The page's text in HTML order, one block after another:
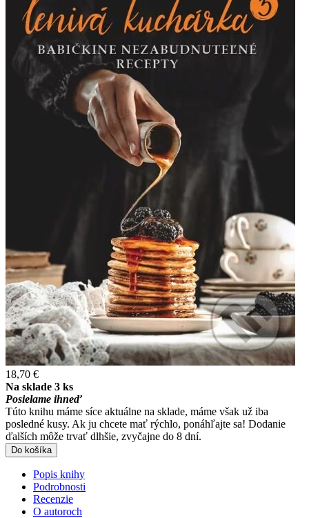
18,70 €
Na sklade 3 ks
Posielame ihneď
Túto knihu máme síce aktuálne na sklade, máme však už iba
posledné kusy. Ak ju chcete mať rýchlo, ponáhľajte sa! Dodanie
ďalších môže trvať dlhšie, zvyčajne do 8 dní.
Do košíka
Popis knihy
Podrobnosti
Recenzie
O autoroch